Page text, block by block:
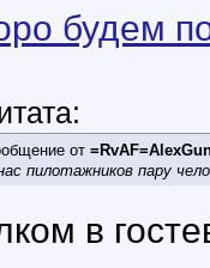
будем
от
пилотажников пару
в